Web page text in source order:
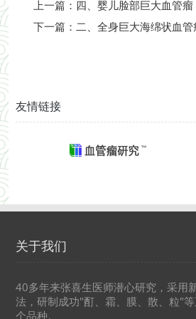
上一篇： 四、婴儿脸部巨大血管瘤
下一篇： 二、全身巨大海绵状血管
友情链接
关于我们
40多年来张喜生医师潜心研究，采用
法，研制成功"酊、霜、膜、散、粒"
个品种。